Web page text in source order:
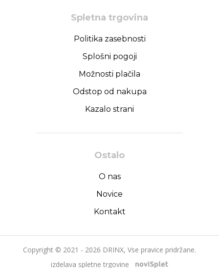
Spletna trgovina
Politika zasebnosti
Splošni pogoji
Možnosti plačila
Odstop od nakupa
Kazalo strani
Ostalo
O nas
Novice
Kontakt
Copyright © 2021 - 2026 DRINX, Vse pravice pridržane.
izdelava spletne trgovine